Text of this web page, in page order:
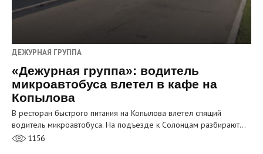
ДЕЖУРНАЯ ГРУППА
«Дежурная группа»: водитель
микроавтобуса влетел в кафе на
Копылова
В ресторан быстрого питания на Копылова влетел спящий
водитель микроавтобуса. На подъезде к Солонцам разбирают…
1156